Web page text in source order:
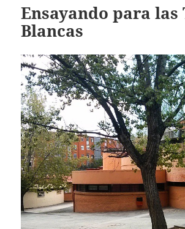
Ensayando para las
Blancas